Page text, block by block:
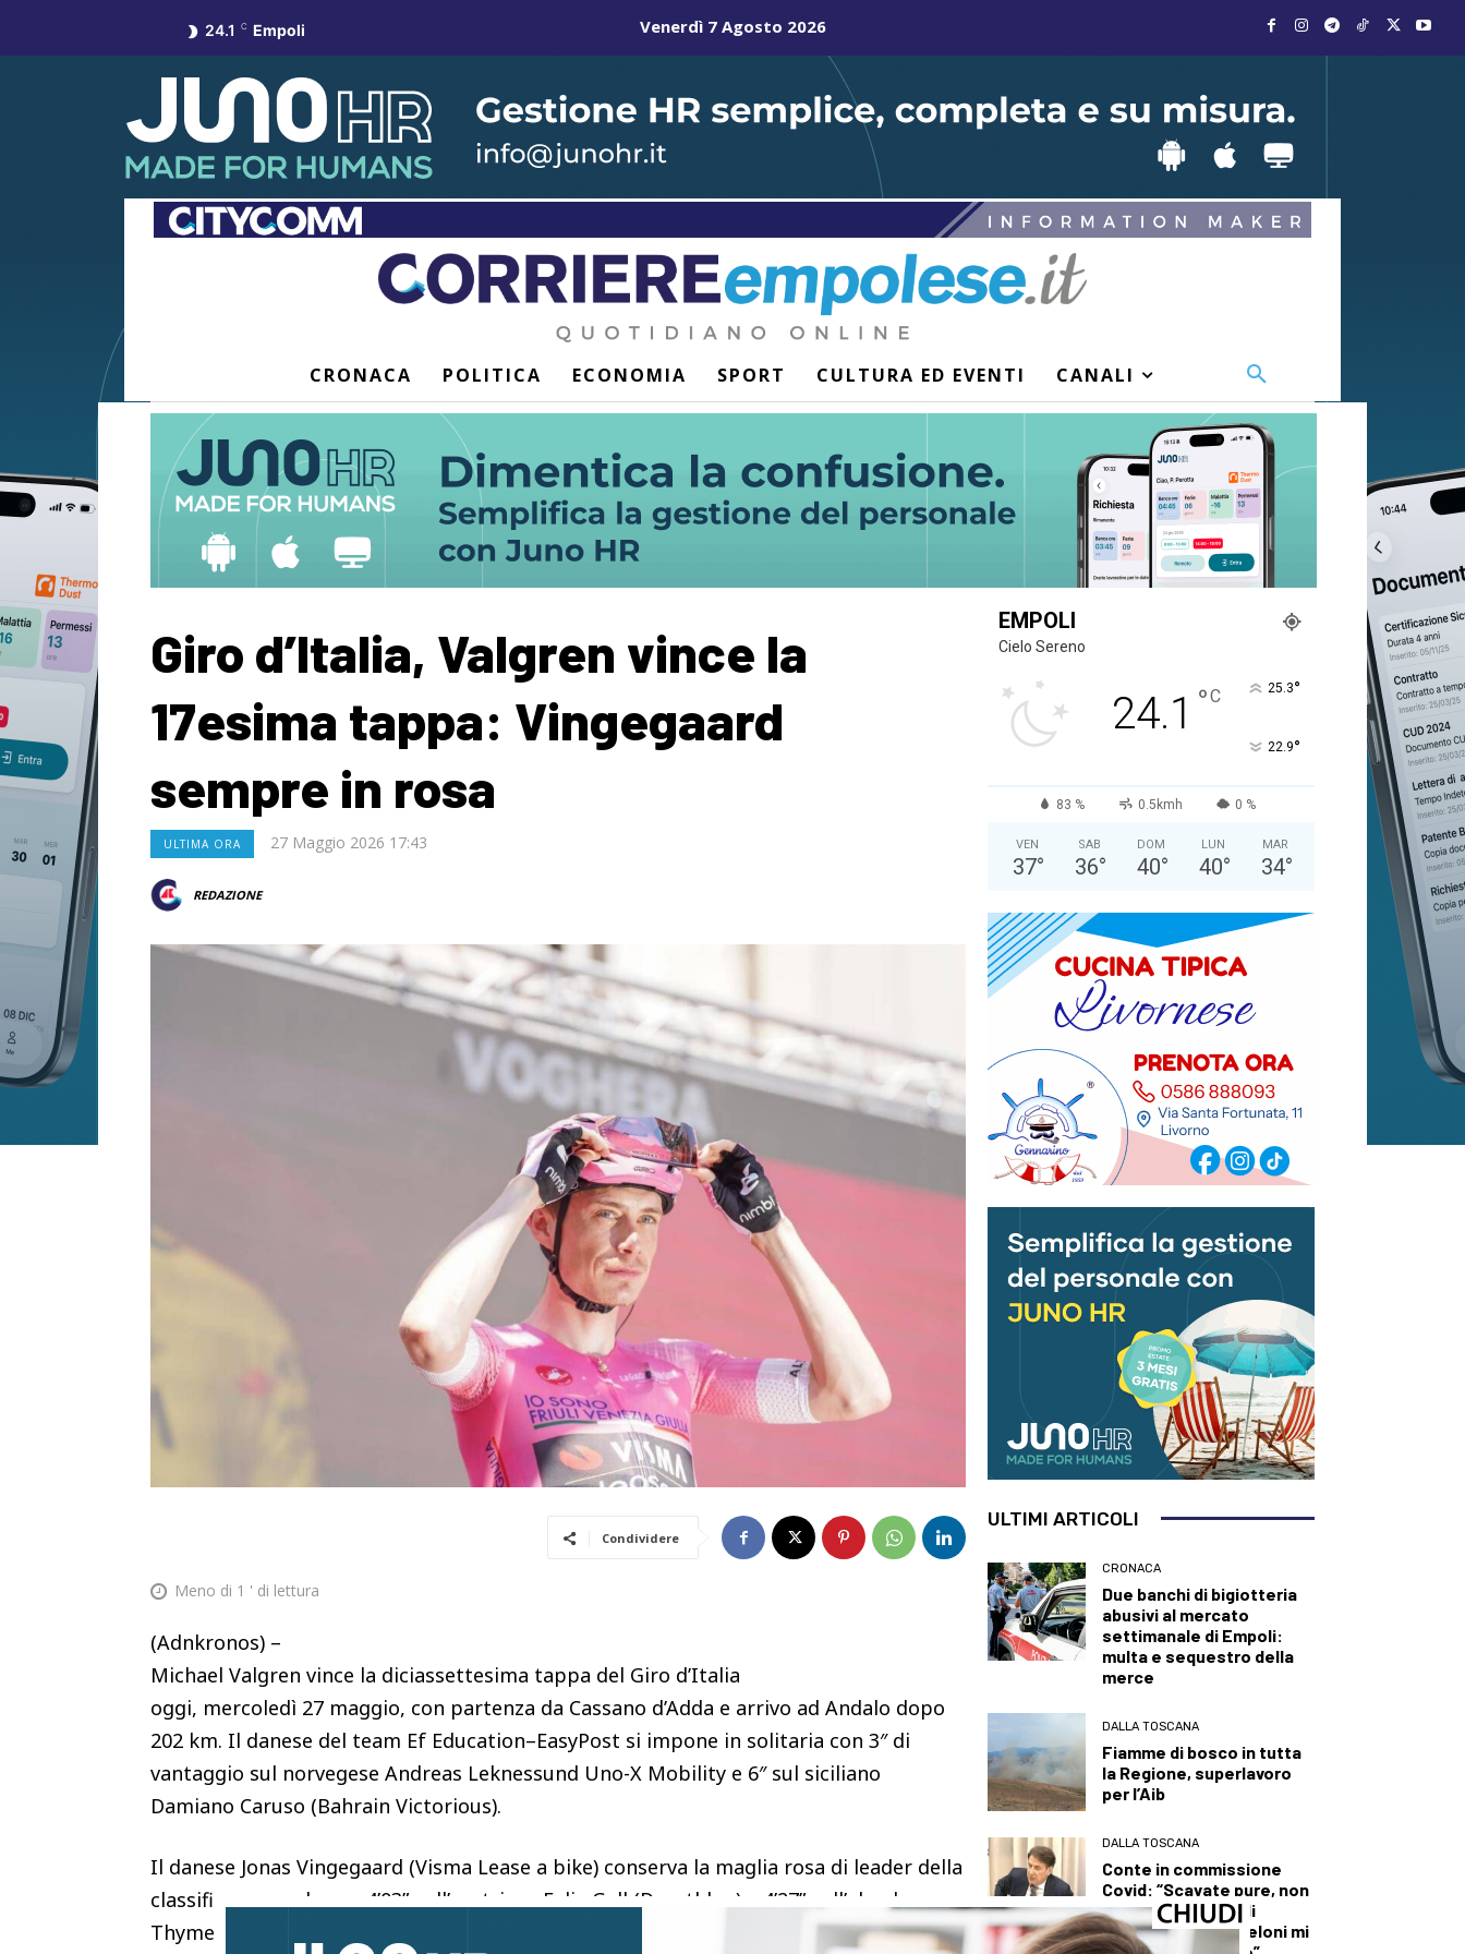
24.1 C Empoli Venerdì 7 Agosto 2026
CRONACA POLITICA ECONOMIA SPORT CULTURA ED EVENTI CANALI
Giro d’Italia, Valgren vince la
17esima tappa: Vingegaard
sempre in rosa
ULTIMA ORA 27 Maggio 2026 17:43
REDAZIONE
Condividere
Meno di 1 ' di lettura
(Adnkronos) –
Michael Valgren vince la diciassettesima tappa del Giro d’Italia
oggi, mercoledì 27 maggio, con partenza da Cassano d’Adda e arrivo ad Andalo dopo
202 km. Il danese del team Ef Education–EasyPost si impone in solitaria con 3″ di
vantaggio sul norvegese Andreas Leknessund Uno-X Mobility e 6″ sul siciliano
Damiano Caruso (Bahrain Victorious).
Il danese Jonas Vingegaard (Visma Lease a bike) conserva la maglia rosa di leader della
classifica generale con 4’03” sull’austriaco Felix Gall (Decathlon) e 4’27” sull’olandese
Thymen Arensman (Ineos). Domani si corre la diciottesima frazione, la Fai della
EMPOLI
Cielo Sereno
24.1 °C 25.3°
22.9°
83 % 0.5kmh 0 %
VEN
37°
SAB
36°
DOM
40°
LUN
40°
MAR
34°
ULTIMI ARTICOLI
CRONACA
Due banchi di bigiotteria
abusivi al mercato
settimanale di Empoli:
multa e sequestro della
merce
DALLA TOSCANA
Fiamme di bosco in tutta
la Regione, superlavoro
per l’Aib
DALLA TOSCANA
Conte in commissione
Covid: “Scavate pure, non
troverete niente di
illecito su di me. Meloni mi